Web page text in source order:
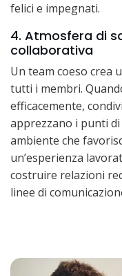
felici e impegnati.
4. Atmosfera di
collaborativa
Un team coeso crea
tutti i membri.
efficacemente,
apprezzano i punti
ambiente che
un’esperienza
costruire relazioni
linee di